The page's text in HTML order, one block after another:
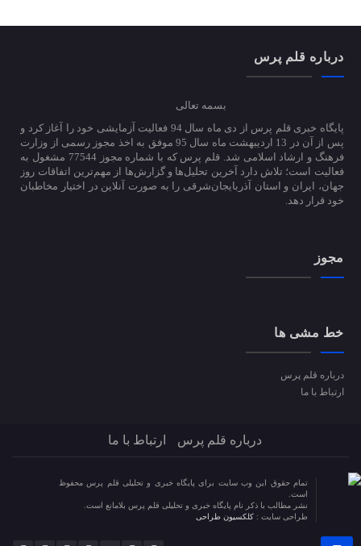
درباره قلم پرس
بسمه تعالی
پایگاه خبری قلم پرس از دی ماه سال 94 فعالیت آزمایشی خود را آغاز کرد و
پس از آن در 13 اردیبهشت ماه سال 95 موفق به اخذ مجوز رسمی از وزارت
فرهنگ و ارشاد اسلامی شد. قلم پرس که با شماره مجوز 77544 مشغول به
فعالیت است؛ تلاش دارد آخرین تحلیل‌ها و گزارش‌ها از مهم‌ترین اتفاقات روز
جهان، ایران و استان آذربایجان‌شرقی را به صورت آنلاین در اختیار مخاطبان
خود قرار دهد.
مجوز
خط مشی ها
درباره قلم پرس
ارتباط با ما
درباره قلم پرس ارتباط با ما
تمام حقوق این وب سایت برای پایگاه خبری و تحلیلی قلم پرس محفوظ
است.
نشر مطالب با ذکر نام پایگاه خبری و تحلیلی قلم پرس بلامانع است.
طراحی سایت : کلکسیون طراحی